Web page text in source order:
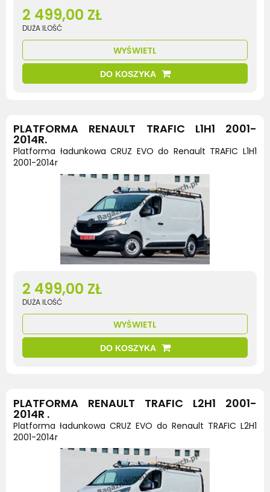
2 499,00 ZŁ
DUŻA ILOŚĆ
WYŚWIETL
DO KOSZYKA
PLATFORMA RENAULT TRAFIC L1H1 2001-
2014R.
Platforma ładunkowa CRUZ EVO do Renault TRAFIC L1H1
2001-2014r
2 499,00 ZŁ
DUŻA ILOŚĆ
WYŚWIETL
DO KOSZYKA
PLATFORMA RENAULT TRAFIC L2H1 2001-
2014R .
Platforma ładunkowa CRUZ EVO do Renault TRAFIC L2H1
2001-2014r